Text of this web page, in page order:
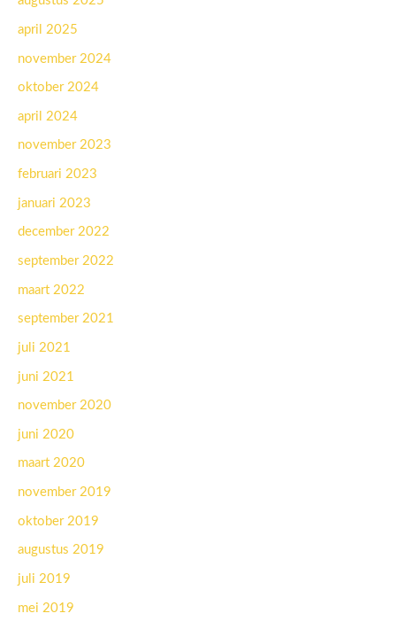
april 2025
november 2024
oktober 2024
april 2024
november 2023
februari 2023
januari 2023
december 2022
september 2022
maart 2022
september 2021
juli 2021
juni 2021
november 2020
juni 2020
maart 2020
november 2019
oktober 2019
augustus 2019
juli 2019
mei 2019